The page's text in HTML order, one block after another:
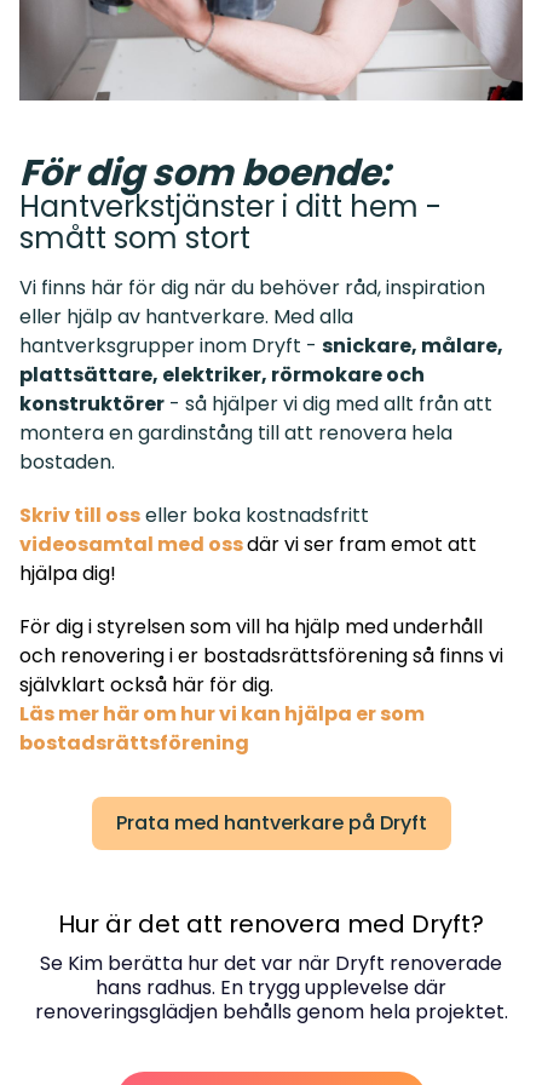
För dig som boende:
Hantverkstjänster i ditt hem -
smått som stort
Vi finns här för dig när du behöver råd, inspiration
eller hjälp av hantverkare. Med alla
hantverksgrupper inom Dryft - snickare, målare,
plattsättare, elektriker, rörmokare och
konstruktörer - så hjälper vi dig med allt från att
montera en gardinstång till att renovera hela
bostaden.
Skriv till osseller boka kostnadsfritt
videosamtal med ossdär vi ser fram emot att
hjälpa dig!
För dig i styrelsen som vill ha hjälp med underhåll
och renovering i er bostadsrättsförening så finns vi
självklart också här för dig.
Läs mer här om hur vi kan hjälpa er som
bostadsrättsförening
Prata med hantverkare på Dryft
Hur är det att renovera med Dryft?
Se Kim berätta hur det var när Dryft renoverade
hans radhus. En trygg upplevelse där